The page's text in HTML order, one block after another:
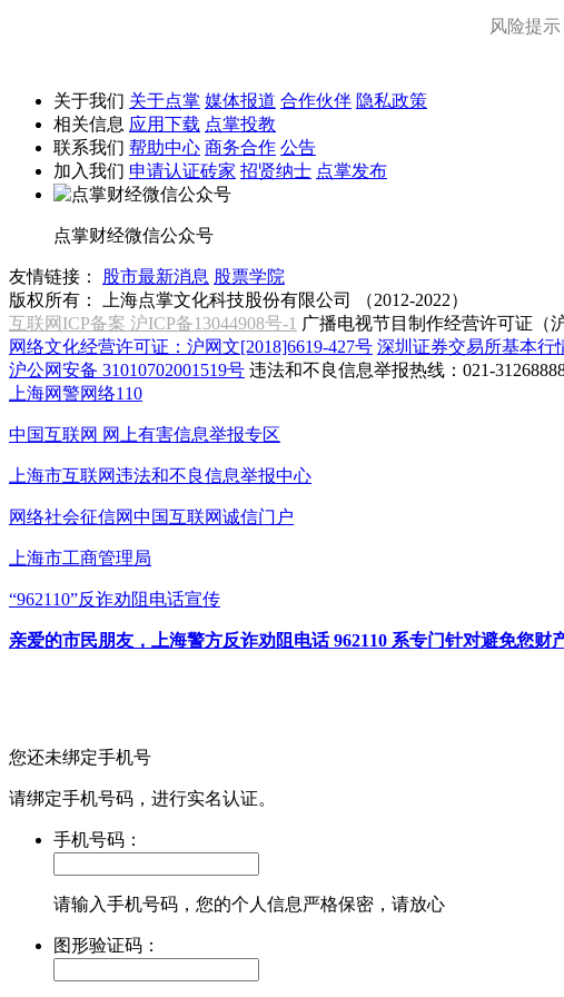
风险提
关于我们 关于点掌 媒体报道 合作伙伴 隐私政策
相关信息 应用下载 点掌投教
联系我们 帮助中心 商务合作 公告
加入我们 申请认证砖家 招贤纳士 点掌发布
点掌财经微信公众号
友情链接： 股市最新消息 股票学院
版权所有：
上海点掌文化科技股份有限公司 （2012-2022）
互联网ICP备案 沪ICP备13044908号-1 广播电视节目制作经营许可证（
网络文化经营许可证：沪网文[2018]6619-427号 深圳证券交易所基本行
沪公网安备 31010702001519号 违法和不良信息举报热线：021-
上海网警网络110
中国互联网 网上有害信息举报专区
上海市互联网违法和不良信息举报中心
网络社会征信网中国互联网诚信门户
上海市工商管理局
“962110”反诈劝阻电话宣传
亲爱的市民朋友，上海警方反诈劝阻电话 962110 系专门针对避免您财
您还未绑定手机号
请绑定手机号码，进行实名认证。
手机号码：
请输入手机号码，您的个人信息严格保密，请放心
图形验证码：